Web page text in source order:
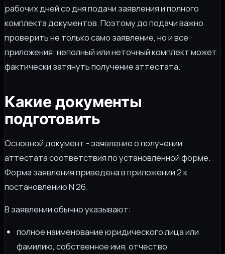
рабочих дней со дня подачи заявления и полного
комплекта документов. Поэтому до подачи важно
проверить не только само заявление, но и все
приложения: неполный или неточный комплект может
фактически затянуть получение аттестата.
Какие документы
подготовить
Основной документ - заявление о получении
аттестата соответствия по установленной форме.
Форма заявления приведена в приложении 2 к
постановлению N 26.
В заявлении обычно указывают:
полное наименование юридического лица или
фамилию, собственное имя, отчество